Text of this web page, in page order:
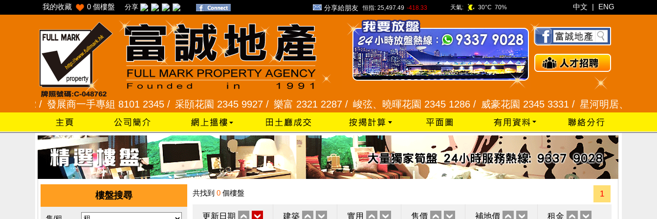
我的收藏 0 個樓盤 分享 分享給朋友 恒指: 25,497.49 -418.33 天氣: 30°C 70% 中文 | ENG
發展商一手專組 8101 2345 /采頣花園 2345 9927 /樂富 2321 2287 /峻弦、曉暉花園 2345 1286 /威豪花園 2345 3331 /星河明居、悅庭軒
樓盤搜尋 共找到 0 個樓盤 1
更新日期 建築 實用 售價 補地價 租金